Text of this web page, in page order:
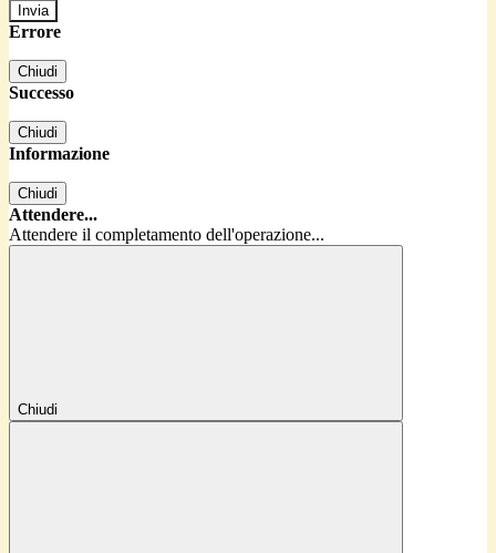
Errore
Chiudi
Successo
Chiudi
Informazione
Chiudi
Attendere...
Attendere il completamento dell'operazione...
Chiudi